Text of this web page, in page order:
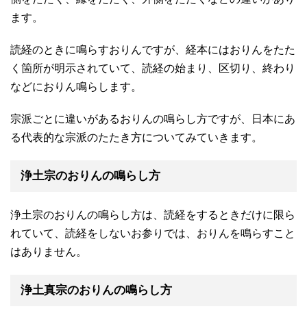
ます。
読経のときに鳴らすおりんですが、経本にはおりんをたた
く箇所が明示されていて、読経の始まり、区切り、終わり
などにおりん鳴らします。
宗派ごとに違いがあるおりんの鳴らし方ですが、日本にあ
る代表的な宗派のたたき方についてみていきます。
浄土宗のおりんの鳴らし方
浄土宗のおりんの鳴らし方は、読経をするときだけに限ら
れていて、読経をしないお参りでは、おりんを鳴らすこと
はありません。
浄土真宗のおりんの鳴らし方